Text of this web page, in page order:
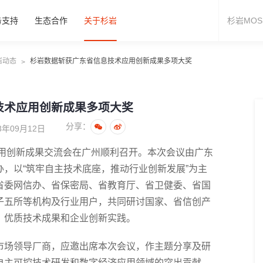
支持 生态合作 关于杉岩
动态 > 杉岩数据斩获广东省信息技术应用创新成果多项大奖
应用创新成果多项大奖
09月12日 分享：
创新成果交流会在广州顺利召开。本次会议由广东
以“筑牢自主技术底座，推动行业创新发展”为主
网信办、省保密局、省教育厅、省卫健委、省国
所等机构及行业用户，共同研讨国家、省信创产
质技术成果和企业创新实践。
领导厂商，应邀出席本次会议，作主题分享及研